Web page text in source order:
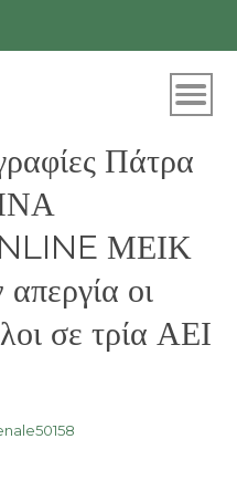
Πάτρα
ΜΕΙΚ
οι
σε τρία ΑΕΙ